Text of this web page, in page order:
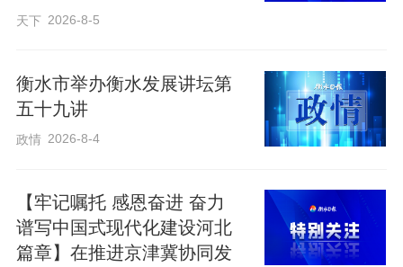
天下 2026-8-5
衡水市举办衡水发展讲坛第
五十九讲
政情 2026-8-4
【牢记嘱托 感恩奋进 奋力
谱写中国式现代化建设河北
篇章】在推进京津冀协同发